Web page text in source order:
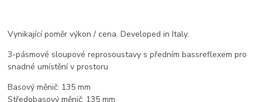
Vynikající poměr výkon / cena. Developed in Italy.
3-pásmové sloupové reprosoustavy s předním bassreflexem pro
snadné umístění v prostoru
Basový měnič: 135 mm
Středobasový měnič: 135 mm